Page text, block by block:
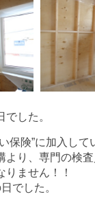
した。
保険”に加入して
より、専門の検
ません！！
でした。